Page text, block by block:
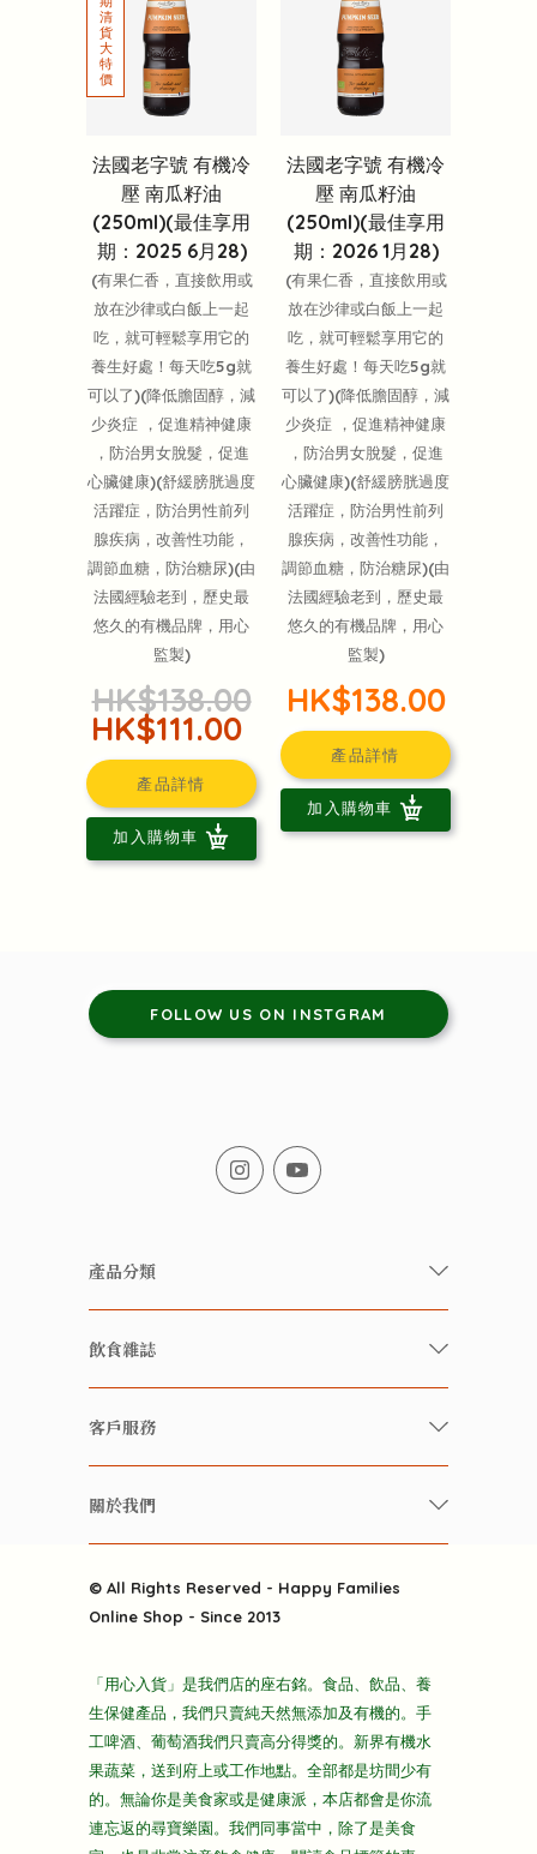
法國老字號 有機冷
壓 南瓜籽油
(250ml)(最佳享用
期：2025 6月28)
(有果仁香，直接飲用或
放在沙律或白飯上一起
吃，就可輕鬆享用它的
養生好處！每天吃5g就
可以了)(降低膽固醇，減
少炎症 ，促進精神健康
，防治男女脫髮，促進
心臟健康)(舒緩膀胱過度
活躍症，防治男性前列
腺疾病，改善性功能，
調節血糖，防治糖尿)(由
法國經驗老到，歷史最
悠久的有機品牌，用心
監製)
HK$138.00
HK$111.00
產品詳情
加入購物車
法國老字號 有機冷
壓 南瓜籽油
(250ml)(最佳享用
期：2026 1月28)
(有果仁香，直接飲用或
放在沙律或白飯上一起
吃，就可輕鬆享用它的
養生好處！每天吃5g就
可以了)(降低膽固醇，減
少炎症 ，促進精神健康
，防治男女脫髮，促進
心臟健康)(舒緩膀胱過度
活躍症，防治男性前列
腺疾病，改善性功能，
調節血糖，防治糖尿)(由
法國經驗老到，歷史最
悠久的有機品牌，用心
監製)
HK$138.00
產品詳情
加入購物車
FOLLOW US ON INSTGRAM
產品分類
有機/無農藥新鮮蔬果
有機 / 無添加飲品
養生保健好東西
酒類
雜貨部
折上折大特價
主頁
飲食雜誌
快樂家庭 飲食雜誌
雲南搜食記
粒粒皆辛苦
快樂電視台
客戶服務
常見問題
關於我們
送貨
隱私政策
© All Rights Reserved - Happy Families
Online Shop - Since 2013
「用心入貨」是我們店的座右銘。食品、飲品、養
生保健產品，我們只賣純天然無添加及有機的。手
工啤酒、葡萄酒我們只賣高分得獎的。新界有機水
果蔬菜，送到府上或工作地點。全部都是坊間少有
的。無論你是美食家或是健康派，本店都會是你流
連忘返的尋寶樂園。我們同事當中，除了是美食